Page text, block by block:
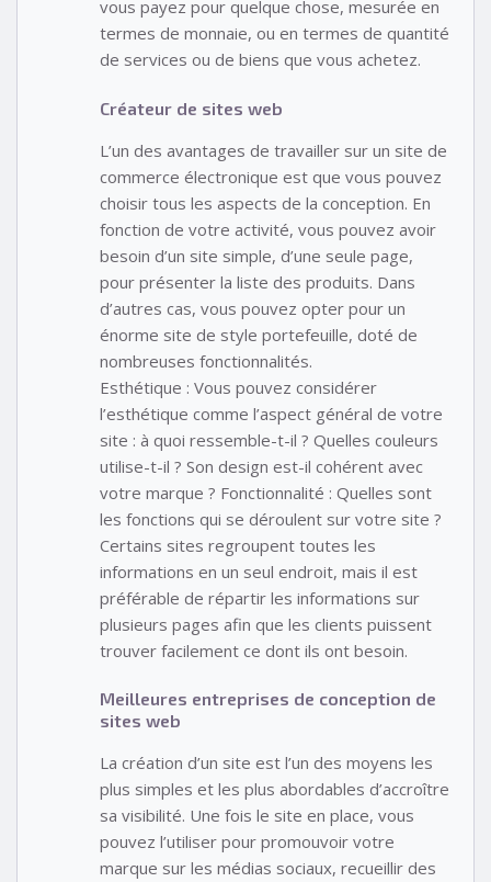
vous payez pour quelque chose, mesurée en
termes de monnaie, ou en termes de quantité
de services ou de biens que vous achetez.
Créateur de sites web
L’un des avantages de travailler sur un site de
commerce électronique est que vous pouvez
choisir tous les aspects de la conception. En
fonction de votre activité, vous pouvez avoir
besoin d’un site simple, d’une seule page,
pour présenter la liste des produits. Dans
d’autres cas, vous pouvez opter pour un
énorme site de style portefeuille, doté de
nombreuses fonctionnalités.
Esthétique : Vous pouvez considérer
l’esthétique comme l’aspect général de votre
site : à quoi ressemble-t-il ? Quelles couleurs
utilise-t-il ? Son design est-il cohérent avec
votre marque ? Fonctionnalité : Quelles sont
les fonctions qui se déroulent sur votre site ?
Certains sites regroupent toutes les
informations en un seul endroit, mais il est
préférable de répartir les informations sur
plusieurs pages afin que les clients puissent
trouver facilement ce dont ils ont besoin.
Meilleures entreprises de conception de
sites web
La création d’un site est l’un des moyens les
plus simples et les plus abordables d’accroître
sa visibilité. Une fois le site en place, vous
pouvez l’utiliser pour promouvoir votre
marque sur les médias sociaux, recueillir des